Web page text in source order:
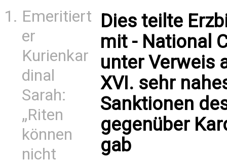
Emeritiert
er
Kurienkar
dinal
Sarah:
„Riten
können
nicht
Dies teilte
mit - National
unter Verweis
XVI. sehr
Sanktionen
gegenüber
gab